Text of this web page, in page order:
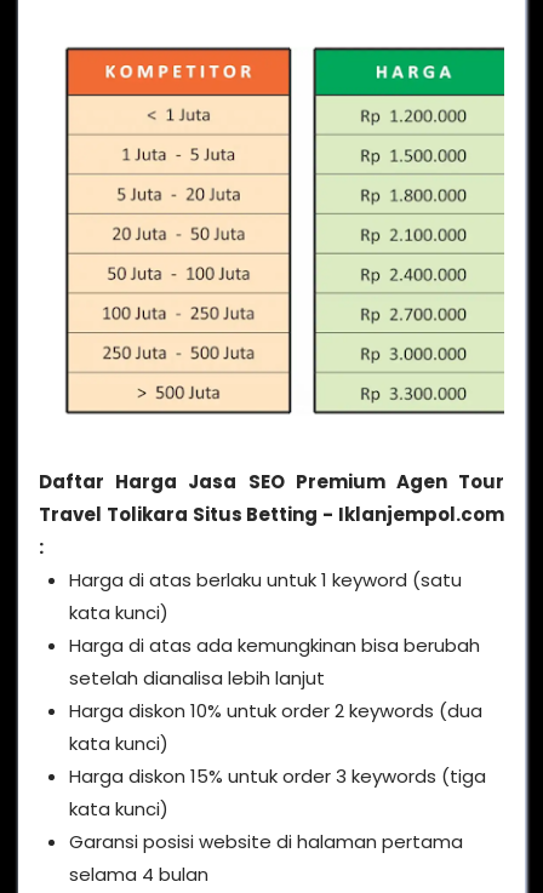
Daftar Harga Jasa SEO Premium Agen Tour
Travel Tolikara Situs Betting - Iklanjempol.com
:
Harga di atas berlaku untuk 1 keyword (satu
kata kunci)
Harga di atas ada kemungkinan bisa berubah
setelah dianalisa lebih lanjut
Harga diskon 10% untuk order 2 keywords (dua
kata kunci)
Harga diskon 15% untuk order 3 keywords (tiga
kata kunci)
Garansi posisi website di halaman pertama
selama 4 bulan